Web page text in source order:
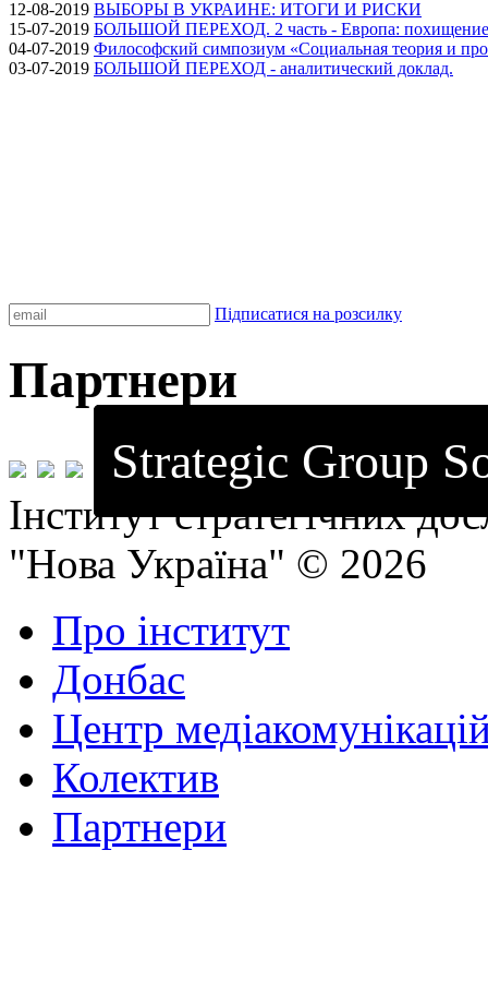
12-08-2019 ВЫБОРЫ В УКРАИНЕ: ИТОГИ И РИСКИ
15-07-2019 БОЛЬШОЙ ПЕРЕХОД. 2 часть - Европа: похищение
04-07-2019 Философский симпозиум «Социальная теория и
03-07-2019 БОЛЬШОЙ ПЕРЕХОД - аналитический доклад.
Підписатися на розсилку
Партнери
Strategic Group
Інститут стратегічних
"Нова Україна" © 2026
Про інститут
Донбас
Центр
Колектив
Партнери